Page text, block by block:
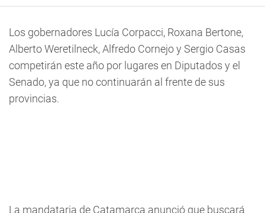
Los gobernadores Lucía Corpacci, Roxana Bertone,
Alberto Weretilneck, Alfredo Cornejo y Sergio Casas
competirán este año por lugares en Diputados y el
Senado, ya que no continuarán al frente de sus
provincias.
La mandataria de Catamarca anunció que buscará